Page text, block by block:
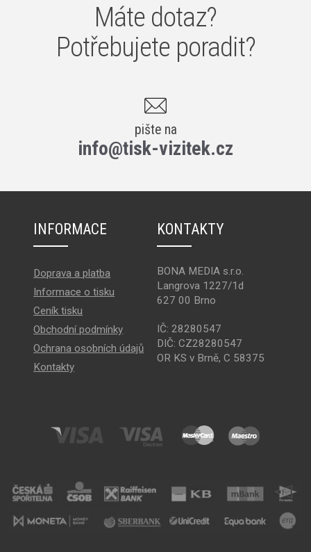
Máte dotaz?
Potřebujete poradit?
pište na
info@tisk-vizitek.cz
INFORMACE
Doprava a platba
Informace o tisku
Ceník tisku
Obchodní podmínky
Ochrana osobních údajů
Kontakty
KONTAKTY
BONA MEDIA s.r.o.
Langrova 1227/1d
627 00 Brno
IČ: 28280547
DIČ: CZ28280547
OR KS v Brně, C 58375